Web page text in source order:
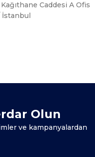
Caddesi A Ofis
İstanbul
Olun
ve kampanyalardan